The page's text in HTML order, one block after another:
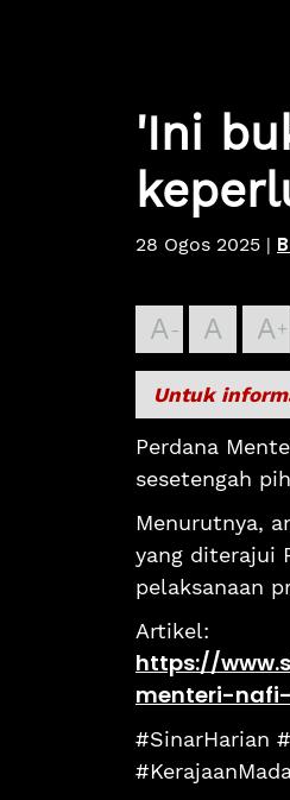
'Ini
28 Ogos 2025 |
A A A
Untuk
Perdana
sesetengah
Menurutnya,
yang diterajui
pelaksanaan
Artikel:
https://
menteri-
#SinarHarian